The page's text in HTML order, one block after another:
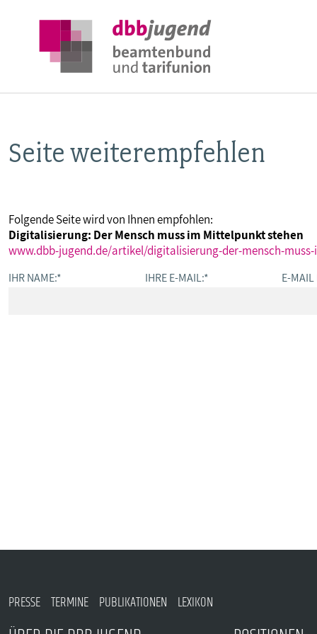
ÜBER DIE DBB JUGEND
AUSBILDUNGSINFORMATIONEN
Seite weiterempfehlen
Folgende Seite wird von Ihnen empfohlen:
Digitalisierung: Der Mensch muss im Mittelpunkt stehen
www.dbb-jugend.de/artikel/digitalisierung-der-mensch-
IHR NAME:* IHRE E-MAIL:* E-MAIL
PRESSE TERMINE PUBLIKATIONEN LEXIKON